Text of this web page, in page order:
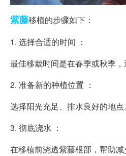
紫藤移植的步骤如下：
1. 选择合适的时间 ：
最佳移栽时间是在春季或秋季，
2. 准备新的种植位置 ：
选择阳光充足、排水良好的地点。
3. 彻底浇水 ：
在移植前浇透紫藤根部，帮助减